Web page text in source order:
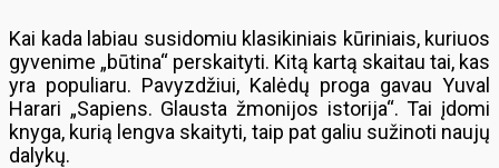
Kai kada labiau susidomiu klasikiniais kūriniais, kuriuos
gyvenime „būtina“ perskaityti. Kitą kartą skaitau tai, kas
yra populiaru. Pavyzdžiui, Kalėdų proga gavau Yuval
Harari „Sapiens. Glausta žmonijos istorija“. Tai įdomi
knyga, kurią lengva skaityti, taip pat galiu sužinoti naujų
dalykų.